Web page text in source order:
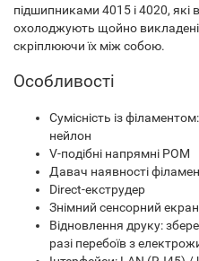
підшипниками 4015 і 4020, які
охолоджують щойно
скріплюючи їх між собою.
Особливості
Сумісність із
нейлон
V-подібні напрямні POM
Давач наявності
Direct-екструдер
Знімний сенсорний екран
Відновлення друку:
разі перебоїв з